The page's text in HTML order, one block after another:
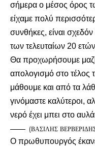
σήμερα ο μέσος όρος
είχαμε πολύ
συνθήκες, είναι
των τελευταίων 20
Θα προχωρήσουμε
απολογισμό στο τέλος
μάθουμε και από τα
γινόμαστε καλύτεροι,
νερό έχει μπει στο
(ΒΑΣΙΛΗΣ
Ο πρωθυπουργός